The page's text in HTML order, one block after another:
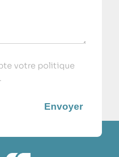
votre politique
.